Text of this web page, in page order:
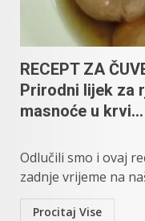
RECEPT ZA
Prirodni lijek za
masnoće u krvi…
Odlučili smo i ovaj
zadnje vrijeme na
Procitaj Vise